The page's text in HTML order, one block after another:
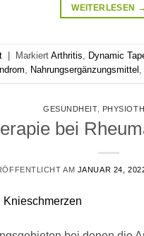
WEITERLESEN →
Markiert Arthritis, Dynamic
, Nahrungsergänzungsmittel ,
GESUNDHEIT,
bei
AM JANUAR 24,